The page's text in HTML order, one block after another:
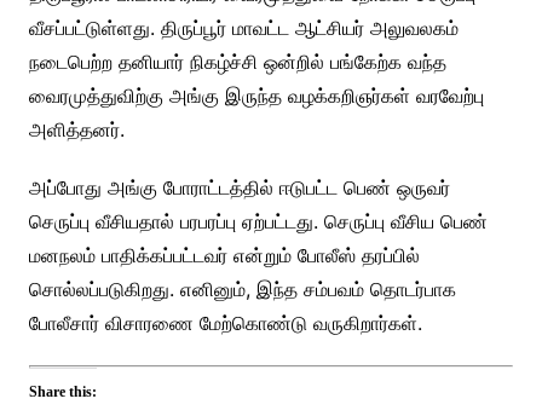
வீசப்பட்டுள்ளது. திருப்பூர் மாவட்ட ஆட்சியர் அலுவலகம்
நடைபெற்ற தனியார் நிகழ்ச்சி ஒன்றில் பங்கேற்க வந்த
வைரமுத்துவிற்கு அங்கு இருந்த வழக்கறிஞர்கள் வரவேற்பு
அளித்தனர்.
அப்போது அங்கு போராட்டத்தில் ஈடுபட்ட பெண் ஒருவர்
செருப்பு வீசியதால் பரபரப்பு ஏற்பட்டது. செருப்பு வீசிய பெண்
மனநலம் பாதிக்கப்பட்டவர் என்றும் போலீஸ் தரப்பில்
சொல்லப்படுகிறது. எனினும், இந்த சம்பவம் தொடர்பாக
போலீசார் விசாரணை மேற்கொண்டு வருகிறார்கள்.
Share this: